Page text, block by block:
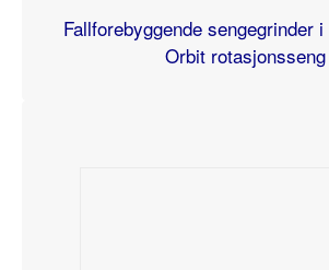
Fallforebyggende sengegrinder
Orbit rotasjonsseng